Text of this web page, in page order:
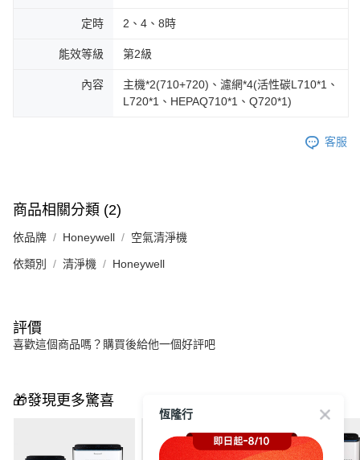
定時 2、4、8時
能效等級 第2級
內容
主機*2(710+720)、濾網*4(活性碳L710*1、
L720*1、HEPAQ710*1、Q720*1)
客服
商品相關分類 (2)
依品牌 Honeywell 空氣清淨機
依類別 清淨機 Honeywell
評價
喜歡這個商品嗎？購買後給他一個好評吧
🎁發現更多驚喜
恆隆行